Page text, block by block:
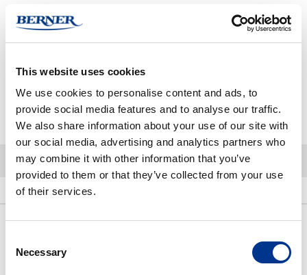
This website uses cookies
We use cookies to personalise content and ads, to
provide social media features and to analyse our traffic.
We also share information about your use of our site with
our social media, advertising and analytics partners who
may combine it with other information that you’ve
provided to them or that they’ve collected from your use
of their services.
Selection
Necessary
Tuotteen myyntierä:
Kun tilaat tuotteita yli määritellyn myyntierän, pyöristetään määrä aina
- + Lisää ostoskoriin
Biomek NGeniuS 70 µL Tips, Conductive, Filtered.